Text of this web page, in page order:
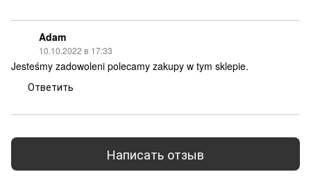
Adam
10.10.2022 в 17:33
Jesteśmy zadowoleni polecamy zakupy w tym sklepie.
Ответить
Написать отзыв